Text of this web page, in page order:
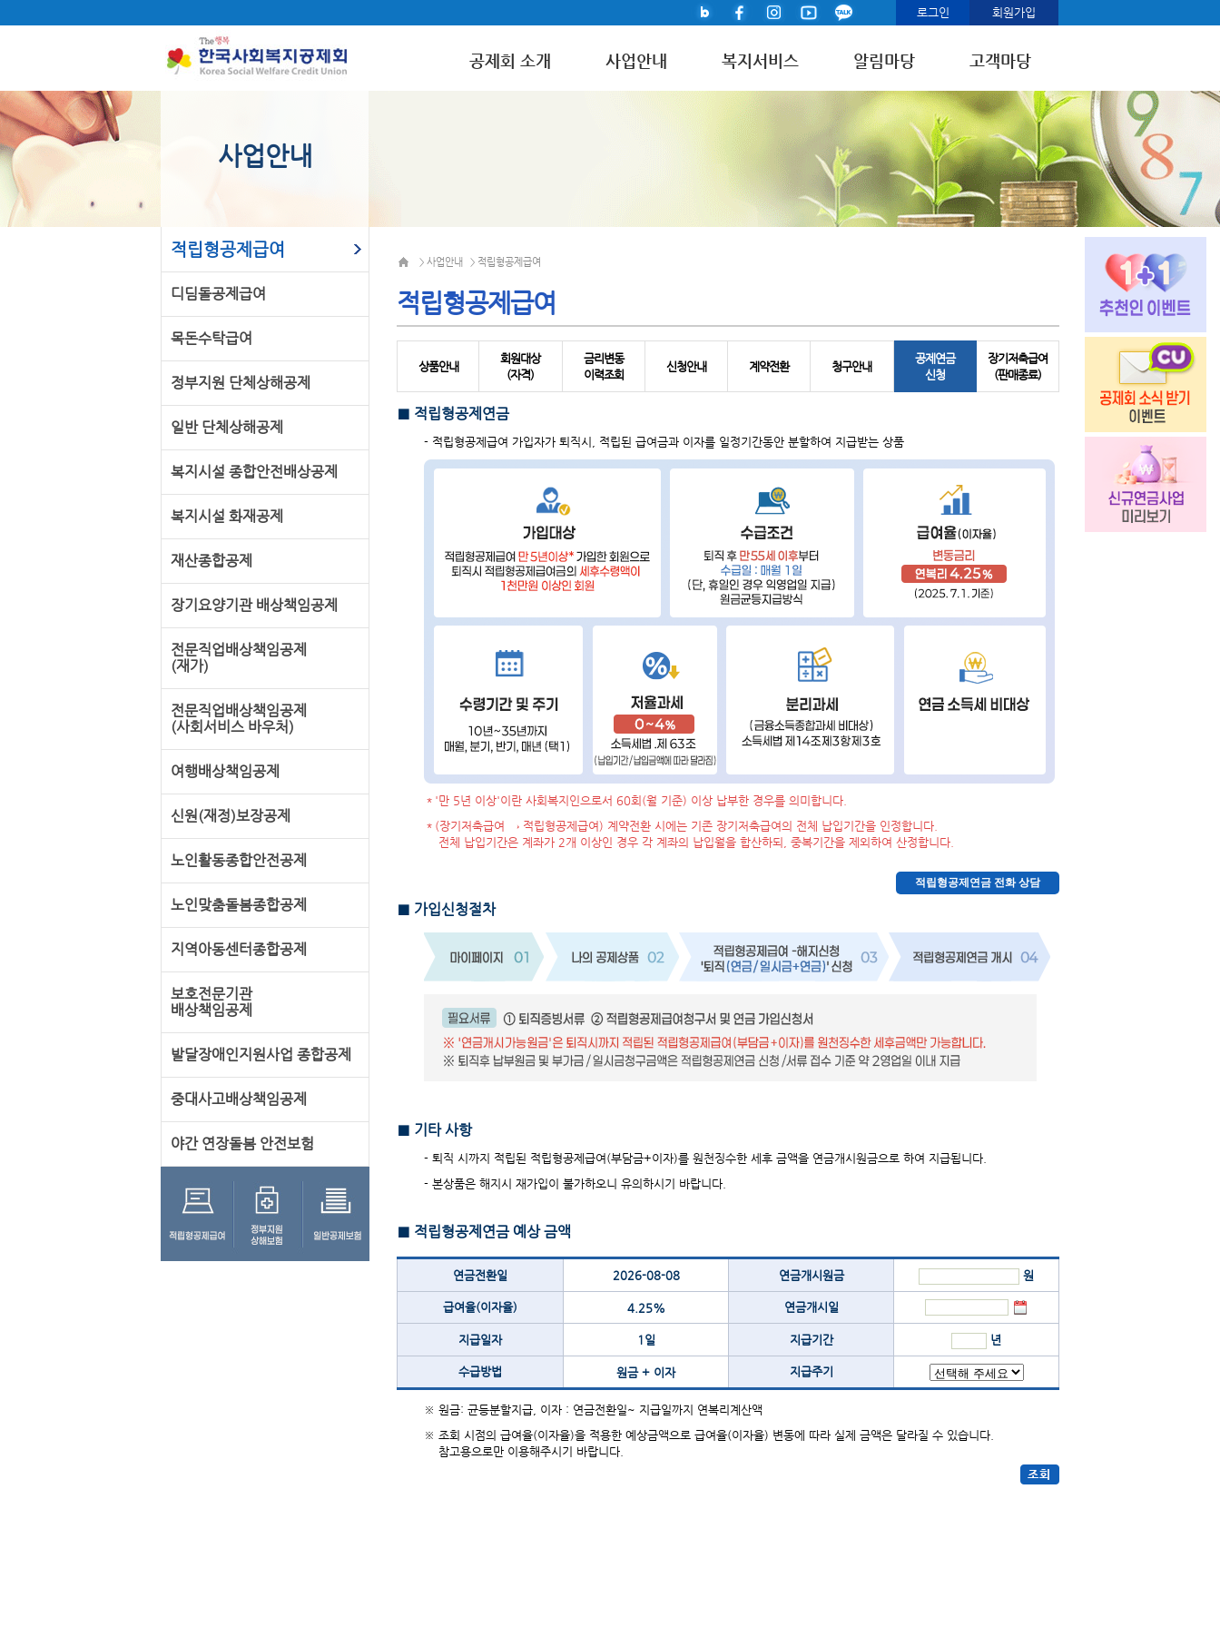
로그인 회원가입
공제회 소개 사업안내 복지서비스 알림마당 고객마당
사업안내
적립형공제급여
디딤돌공제급여
목돈수탁급여
정부지원 단체상해공제
일반 단체상해공제
복지시설 종합안전배상공제
복지시설 화재공제
재산종합공제
장기요양기관 배상책임공제
전문직업배상책임공제
(재가)
전문직업배상책임공제
(사회서비스 바우처)
여행배상책임공제
신원(재정)보장공제
노인활동종합안전공제
노인맞춤돌봄종합공제
지역아동센터종합공제
보호전문기관
배상책임공제
발달장애인지원사업 종합공제
중대사고배상책임공제
야간 연장돌봄 안전보험
> 사업안내 > 적립형공제급여
적립형공제급여
상품안내
회원대상
(자격)
금리변동
이력조회
신청안내 계약전환 청구안내
공제연금
신청
장기저축급여
(판매종료)
■ 적립형공제연금
- 적립형공제급여 가입자가 퇴직시, 적립된 급여금과 이자를 일정기간동안 분할하여 지급받는 상품
＊'만 5년 이상'이란 사회복지인으로서 60회(월 기준) 이상 납부한 경우를 의미합니다.
＊(장기저축급여 → 적립형공제급여) 계약전환 시에는 기존 장기저축급여의 전체 납입기간을 인정합니다.
전체 납입기간은 계좌가 2개 이상인 경우 각 계좌의 납입월을 합산하되, 중복기간을 제외하여 산정합니다.
■ 가입신청절차
■ 기타 사항
- 퇴직 시까지 적립된 적립형공제급여(부담금+이자)를 원천징수한 세후 금액을 연금개시원금으로 하여 지급됩니다.
- 본상품은 해지시 재가입이 불가하오니 유의하시기 바랍니다.
■ 적립형공제연금 예상 금액
연금전환일 2026-08-08 연금개시원금 원
급여율(이자율) 4.25% 연금개시일
지급일자 1일 지급기간 년
수급방법 원금 + 이자 지급주기
※ 원금: 균등분할지급, 이자 : 연금전환일~ 지급일까지 연복리계산액
※ 조회 시점의 급여율(이자율)을 적용한 예상금액으로 급여율(이자율) 변동에 따라 실제 금액은 달라질 수 있습니다.
참고용으로만 이용해주시기 바랍니다.